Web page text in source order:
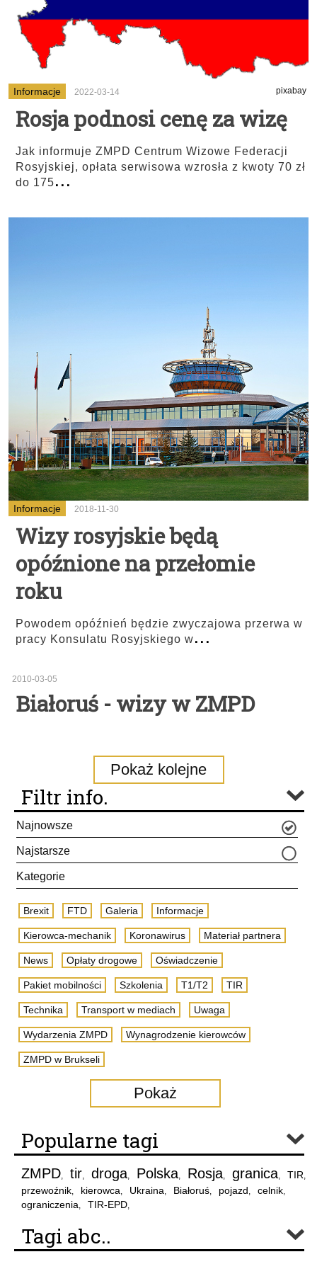
Informacje 2022-03-14 pixabay
Rosja podnosi cenę za wizę
Jak informuje ZMPD Centrum Wizowe Federacji
Rosyjskiej, opłata serwisowa wzrosła z kwoty 70 zł
do 175...
Informacje 2018-11-30
Wizy rosyjskie będą
opóźnione na przełomie
roku
Powodem opóźnień będzie zwyczajowa przerwa w
pracy Konsulatu Rosyjskiego w...
2010-03-05
Białoruś - wizy w ZMPD
Pokaż kolejne
Filtr info.
Najnowsze
Najstarsze
Kategorie
Brexit FTD Galeria Informacje
Kierowca-mechanik Koronawirus Materiał partnera
News Opłaty drogowe Oświadczenie
Pakiet mobilności Szkolenia T1/T2 TIR
Technika Transport w mediach Uwaga
Wydarzenia ZMPD Wynagrodzenie kierowców
ZMPD w Brukseli
Pokaż
Popularne tagi
ZMPD, tir, droga, Polska, Rosja, granica, TIR,
przewoźnik, kierowca, Ukraina, Białoruś, pojazd, celnik,
ograniczenia, TIR-EPD,
Tagi abc..